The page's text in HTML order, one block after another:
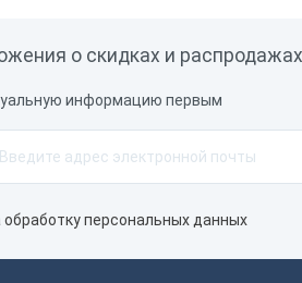
о скидках и
информацию первым
обработку персональных данных